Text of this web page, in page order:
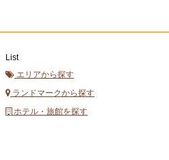
List
エリアから探す
ランドマークから探す
ホテル・旅館を探す